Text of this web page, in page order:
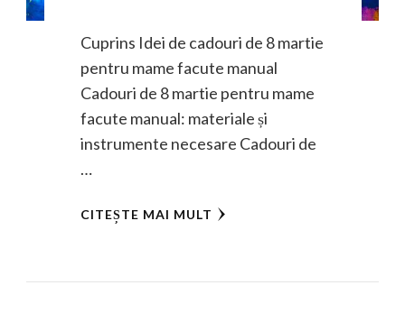
Cuprins Idei de cadouri de 8 martie
pentru mame facute manual
Cadouri de 8 martie pentru mame
facute manual: materiale și
instrumente necesare Cadouri de
…
CITEȘTE MAI MULT